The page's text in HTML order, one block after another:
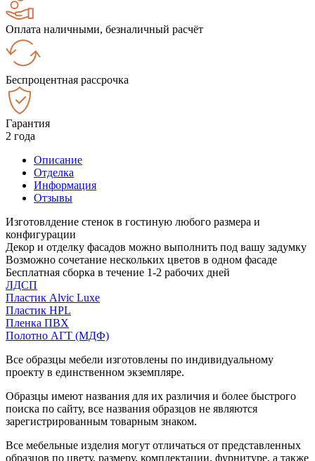
Оплата наличными, безналичный расчёт
Беспроцентная рассрочка
Гарантия
2 года
Описание
Отделка
Информация
Отзывы
Изготовлдение стенок в гостиную любого размера и
конфигурации
Декор и отделку фасадов можно выполнить под вашу задумку
Возможно сочетание нескольких цветов в одном фасаде
Бесплатная сборка в течение 1-2 рабочих дней
ЛДСП
Пластик Alvic Luxe
Пластик HPL
Пленка ПВХ
Полотно АГТ (МДФ)
Все образцы мебели изготовлены по индивидуальному
проекту в единственном экземпляре.
Образцы имеют названия для их различия и более быстрого
поиска по сайту, все названия образцов не являются
зарегистрированным товарным знаком.
Все мебельные изделия могут отличаться от представленных
образцов по цвету, размеру, комплектации, фурнитуре, а также